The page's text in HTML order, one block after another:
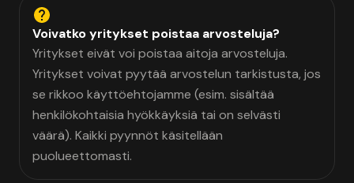
Voivatko yritykset poistaa arvosteluja?
Yritykset eivät voi poistaa aitoja arvosteluja.
Yritykset voivat pyytää arvostelun tarkistusta, jos
se rikkoo käyttöehtojamme (esim. sisältää
henkilökohtaisia hyökkäyksiä tai on selvästi
väärä). Kaikki pyynnöt käsitellään
puolueettomasti.